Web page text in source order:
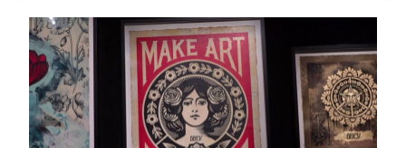
La
forza
della
pace
nella
mostra